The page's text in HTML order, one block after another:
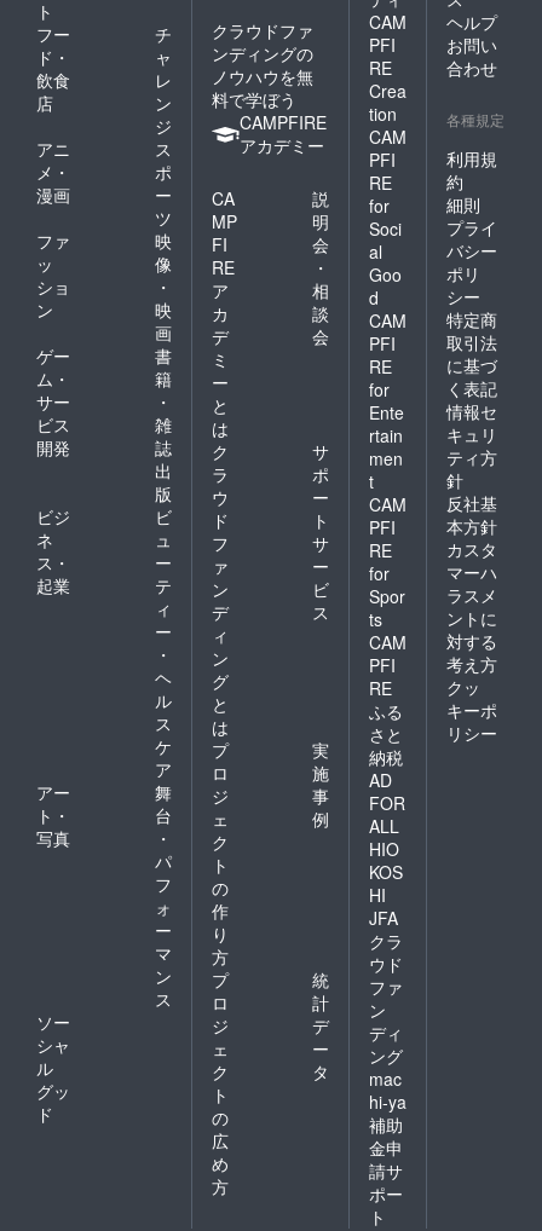
ト
フー
ド・
飲食
店
チ
ャ
レ
ン
ジ
アニ
メ・
漫画
ス
ポ
ー
ツ
ファ
ッ
ショ
ン
映
像
・
映
画
ゲー
ム・
サー
ビス
開発
書
籍
・
雑
誌
出
版
ビジ
ネ
ス・
起業
ビ
ュ
ー
テ
ィ
ー
・
ヘ
ル
ス
ケ
ア
アー
ト・
写真
舞
台
・
パ
フ
ォ
ー
マ
ン
ス
ソー
シャ
ル
グッ
ド
クラウドファ
ンディングの
ノウハウを無
料で学ぼう
CAMPFIRE
アカデミー
CA
MP
FI
RE
ア
カ
デ
ミ
ー
と
は
説
明
会
・
相
談
会
ク
ラ
ウ
ド
フ
ァ
ン
デ
ィ
ン
グ
と
は
サ
ポ
ー
ト
サ
ー
ビ
ス
プ
ロ
ジ
ェ
ク
ト
の
作
り
方
実
施
事
例
プ
ロ
ジ
ェ
ク
ト
の
広
め
方
統
計
デ
ー
タ
CAM
PFI
RE
Crea
tion
CAM
PFI
RE
for
Soci
al
Goo
d
CAM
PFI
RE
for
Ente
rtain
men
t
CAM
PFI
RE
for
Spor
ts
CAM
PFI
RE
ふる
さと
納税
AD
FOR
ALL
HIO
KOS
HI
JFA
クラ
ウド
ファ
ン
ディ
ング
mac
hi-ya
補助
金申
請サ
ポー
ト
ヘルプ
お問い
合わせ
各種規定
利用規
約
細則
プライ
バシー
ポリ
シー
特定商
取引法
に基づ
く表記
情報セ
キュリ
ティ方
針
反社基
本方針
カスタ
マーハ
ラスメ
ントに
対する
考え方
クッ
キーポ
リシー